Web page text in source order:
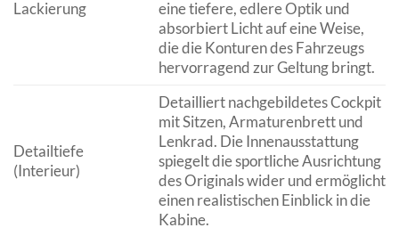
Lackierung
eine tiefere, edlere Optik und
absorbiert Licht auf eine Weise,
die die Konturen des Fahrzeugs
hervorragend zur Geltung bringt.
Detailtiefe
(Interieur)
Detailliert nachgebildetes Cockpit
mit Sitzen, Armaturenbrett und
Lenkrad. Die Innenausstattung
spiegelt die sportliche Ausrichtung
des Originals wider und ermöglicht
einen realistischen Einblick in die
Kabine.